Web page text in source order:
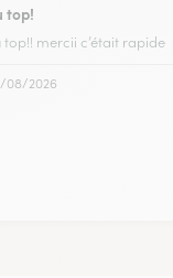
top!
top!! mercii c’était rapide
08/2026